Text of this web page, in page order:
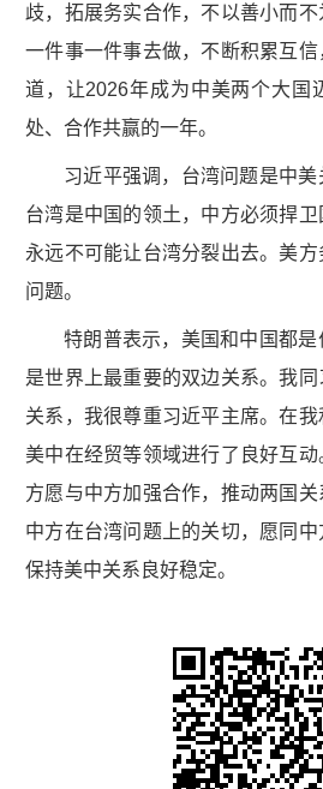
歧，拓展务实合作，不以善小而不
一件事一件事去做，不断积累互
道，让2026年成为中美两个大国
处、合作共赢的一年。
习近平强调，台湾问题是中美
台湾是中国的领土，中方必须捍卫
永远不可能让台湾分裂出去。美
问题。
特朗普表示，美国和中国都
是世界上最重要的双边关系。我
关系，我很尊重习近平主席。在我
美中在经贸等领域进行了良好互
方愿与中方加强合作，推动两国
中方在台湾问题上的关切，愿同
保持美中关系良好稳定。